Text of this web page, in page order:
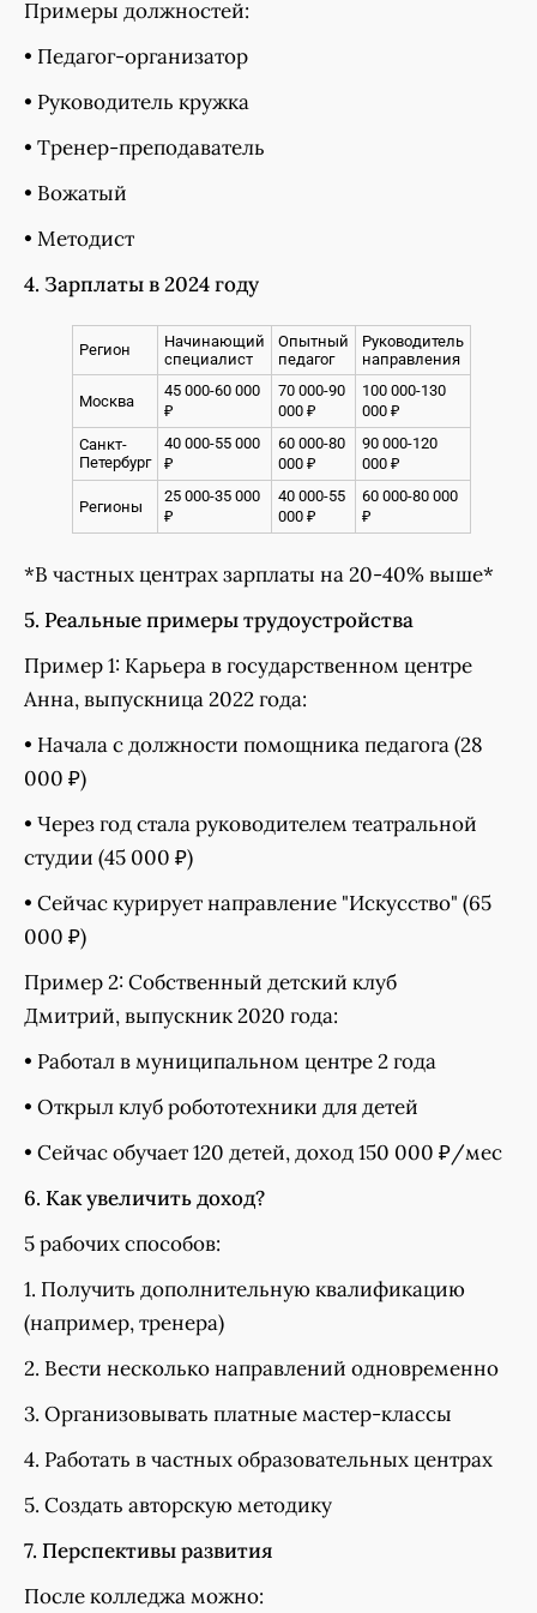
Примеры должностей:
• Педагог-организатор
• Руководитель кружка
• Тренер-преподаватель
• Вожатый
• Методист
4. Зарплаты в 2024 году
Регион
Начинающий
специалист
Опытный
педагог
Руководитель
направления
Москва
45 000-60 000
₽
70 000-90
000 ₽
100 000-130
000 ₽
Санкт-
Петербург
40 000-55 000
₽
60 000-80
000 ₽
90 000-120
000 ₽
Регионы
25 000-35 000
₽
40 000-55
000 ₽
60 000-80 000
₽
*В частных центрах зарплаты на 20-40% выше*
5. Реальные примеры трудоустройства
Пример 1: Карьера в государственном центре
Анна, выпускница 2022 года:
• Начала с должности помощника педагога (28
000 ₽)
• Через год стала руководителем театральной
студии (45 000 ₽)
• Сейчас курирует направление "Искусство" (65
000 ₽)
Пример 2: Собственный детский клуб
Дмитрий, выпускник 2020 года:
• Работал в муниципальном центре 2 года
• Открыл клуб робототехники для детей
• Сейчас обучает 120 детей, доход 150 000 ₽/мес
6. Как увеличить доход?
5 рабочих способов:
1. Получить дополнительную квалификацию
(например, тренера)
2. Вести несколько направлений одновременно
3. Организовывать платные мастер-классы
4. Работать в частных образовательных центрах
5. Создать авторскую методику
7. Перспективы развития
После колледжа можно: